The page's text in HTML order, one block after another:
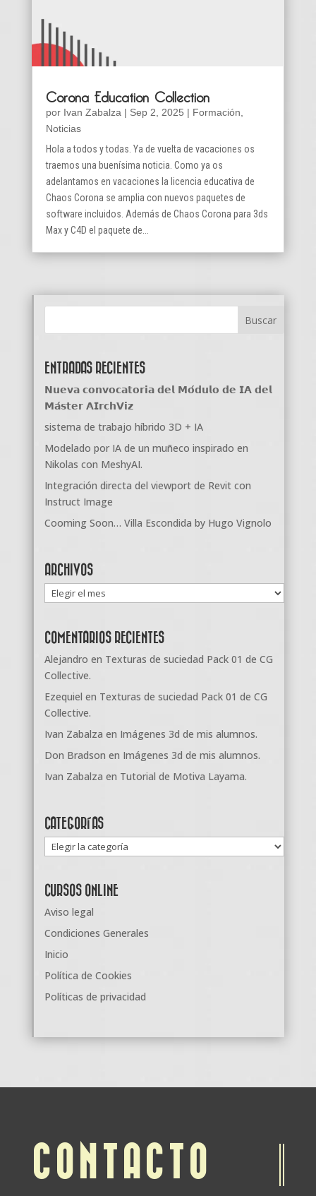
Corona Education Collection
por Ivan Zabalza | Sep 2, 2025 | Formación
Noticias
Hola a todos y todas. Ya de vuelta de vacaciones os
traemos una buenísima noticia. Como ya os
adelantamos en vacaciones la licencia educativa de
Chaos Corona se amplia con nuevos paquetes de
software incluidos. Además de Chaos Corona para 3ds
Max y C4D el paquete de...
ENTRADAS RECIENTES
𝗡𝘂𝗲𝘃𝗮 𝗰𝗼𝗻𝘃𝗼𝗰𝗮𝘁𝗼𝗿𝗶𝗮 𝗱𝗲𝗹 𝗠𝗼́𝗱𝘂𝗹𝗼 𝗱𝗲 𝗜𝗔 𝗱𝗲𝗹
𝗠𝗮́𝘀𝘁𝗲𝗿 𝗔𝗜𝗿𝗰𝗵𝗩𝗶𝘇
sistema de trabajo híbrido 3D + IA
Modelado por IA de un muñeco inspirado en
Nikolas con MeshyAI.
Integración directa del viewport de Revit con
Instruct Image
Cooming Soon… Villa Escondida by Hugo Vignolo
ARCHIVOS
Archivos
COMENTARIOS RECIENTES
Alejandro en Texturas de suciedad Pack 01 de CG
Collective.
Ezequiel en Texturas de suciedad Pack 01 de CG
Collective.
Ivan Zabalza en Imágenes 3d de mis alumnos.
Don Bradson en Imágenes 3d de mis alumnos.
Ivan Zabalza en Tutorial de Motiva Layama.
CATEGORÍAS
Categorías
CURSOS ONLINE
Aviso legal
Condiciones Generales
Inicio
Política de Cookies
Políticas de privacidad
CONTACTO